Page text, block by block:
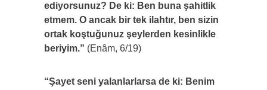
ediyorsunuz? De ki: Ben buna şahitlik
etmem. O ancak bir tek ilahtır, ben sizin
ortak koştuğunuz şeylerden kesinlikle
beriyim.” (Enâm, 6/19)
“Şayet seni yalanlarlarsa de ki: Benim